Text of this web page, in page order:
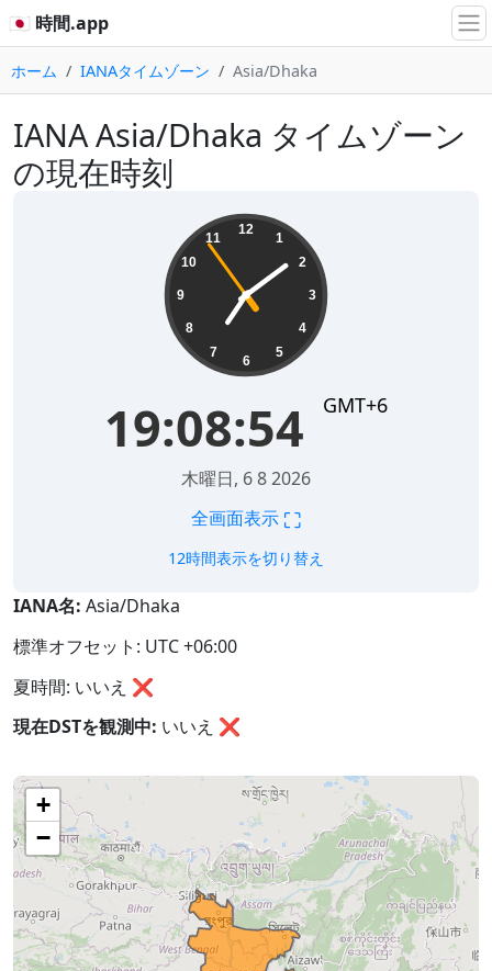
🇯🇵 時間.app
ホーム IANAタイムゾーン Asia/Dhaka
IANA Asia/Dhaka タイムゾーン
の現在時刻
12
1
2
3
4
5
6
7
8
9
10
11
19:08:55 GMT+6
木曜日, 6 8 2026
全画面表示 ⛶
12時間表示を切り替え
IANA名: Asia/Dhaka
標準オフセット: UTC +06:00
夏時間: いいえ ❌
現在DSTを観測中: いいえ ❌
+
−